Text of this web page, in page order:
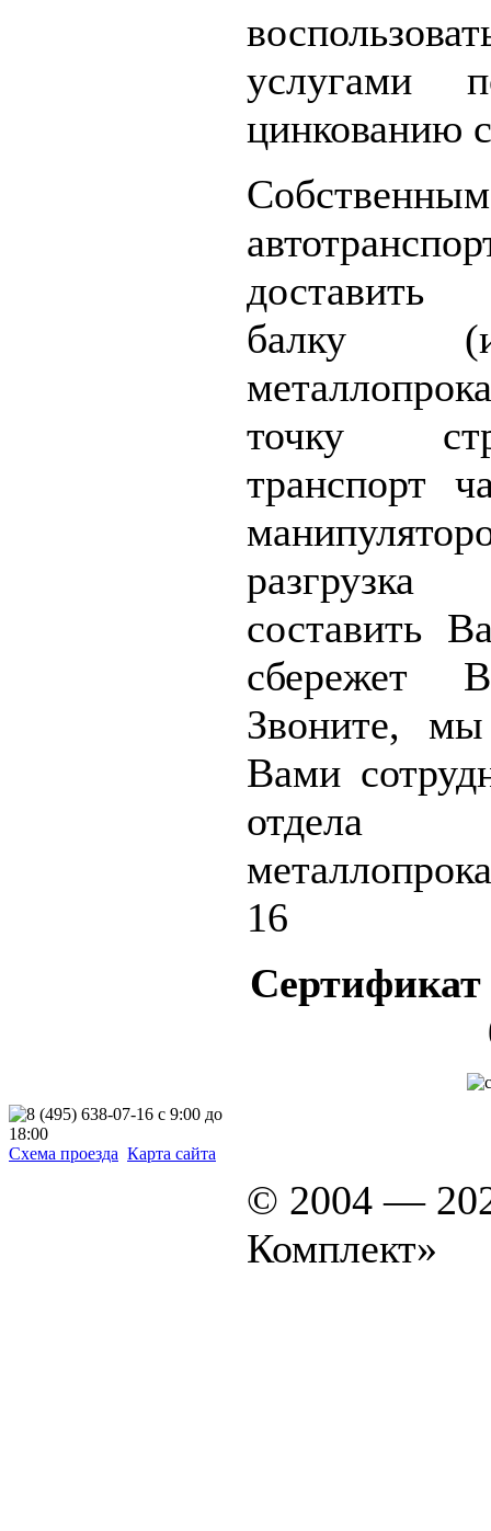
услугами
цинкованию
Собственным
доставить
балку
точку
транспорт
составить
сбережет
Звоните,
Вами
16
Сертификат
Схема проезда Карта сайта
© 2004 —
Комплект»